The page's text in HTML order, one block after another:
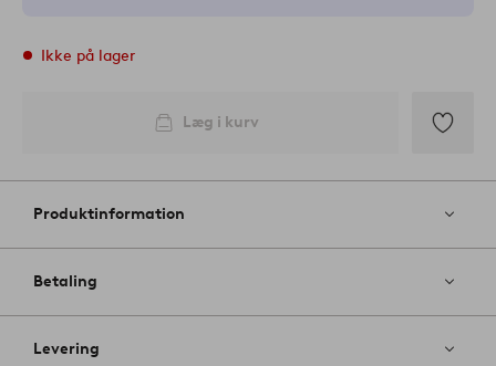
Ikke på lager
Læg i kurv
til
Produktinformation
Betaling
Levering